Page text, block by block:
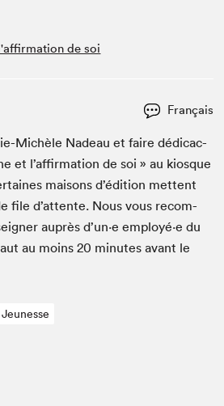
de soi
Français
Michèle Nadeau et faire dédi­cac­
et l’af­fir­ma­tion de soi » au kiosque
maisons d’édi­tion met­tent
file d’at­tente. Nous vous recom­
auprès d’un·e employé·e du
au moins20 min­utes avant le
Jeunesse